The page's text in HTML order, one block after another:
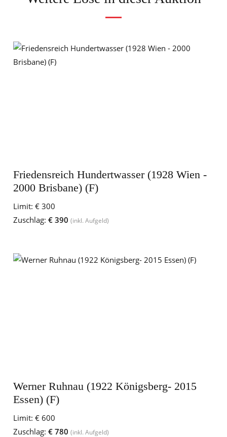
Friedensreich Hundertwasser (1928 Wien -
2000 Brisbane) (F)
Limit: € 300
Zuschlag: € 390 (inkl. Aufgeld)
Werner Ruhnau (1922 Königsberg- 2015
Essen) (F)
Limit: € 600
Zuschlag: € 780 (inkl. Aufgeld)